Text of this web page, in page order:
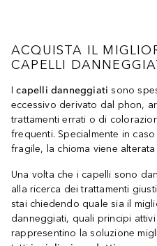
ACQUISTA IL
CAPELLI
I capelli danneggiatisono
eccessivo derivato dal phon,
trattamenti errati o di
frequenti. Specialmente in
fragile, la chioma viene
Una volta che i capelli sono
alla ricerca dei trattamenti
stai chiedendo quale sia il
danneggiati, quali principi
rappresentino la soluzione